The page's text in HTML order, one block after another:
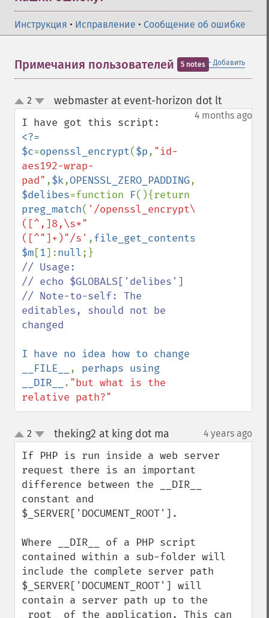
Инструкция • Исправление • Сообщение об ошибке
＋ Добавить
Примечания пользователей 5 notes
up
down
2 webmaster at event-horizon dot lt¶
4 months ago
<?=
$c=openssl_encrypt($p, "id-
aes192-wrap-
pad" ,$k,OPENSSL_ZERO_PADDING,
$delibes=function F
preg_match( '/openssl_encrypt\
([^,]8,\s*"
([^"]+)"/s' ,file_get_contents
$m[1]:null
// Usage:
// echo $GLOBALS['delibes']
// Note-to-self: The
editables, should not be
changed
I have no idea how to change
__FILE__
, perhaps using
__DIR__
. "but what is the
relative path?"
up
down
2 theking2 at king dot ma 4 years ago
If PHP is run inside a web server
request there is an important
difference between the __DIR__
constant and
$_SERVER['DOCUMENT_ROOT'].
Where __DIR__ of a PHP script
contained within a sub-folder will
include the complete server path
$_SERVER['DOCUMENT_ROOT'] will
contain a server path up to the
_root_ of the application. This can